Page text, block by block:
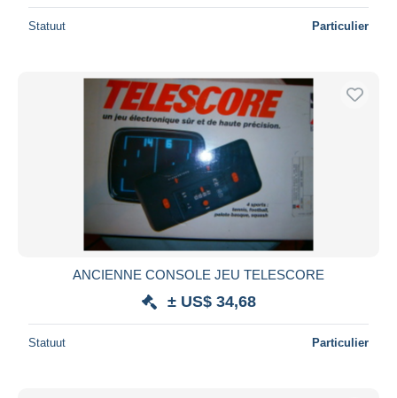
Statuut Particulier
ANCIENNE CONSOLE JEU TELESCORE
± US$ 34,68
Statuut Particulier